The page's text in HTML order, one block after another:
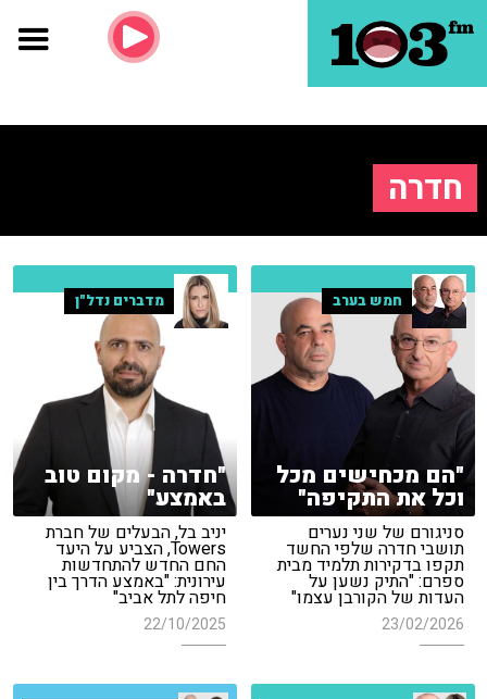
חדרה
חמש בערב
"הם מכחישים מכל
וכל את התקיפה"
סניגורם של שני נערים
תושבי חדרה שלפי החשד
תקפו בדקירות תלמיד מבית
ספרם: "התיק נשען על
העדות של הקורבן עצמו"
23/02/2026
מדברים נדל"ן
"חדרה - מקום טוב
באמצע"
יניב בל, הבעלים של חברת
Towers, הצביע על היעד
החם החדש להתחדשות
עירונית: "באמצע הדרך בין
חיפה לתל אביב"
22/10/2025